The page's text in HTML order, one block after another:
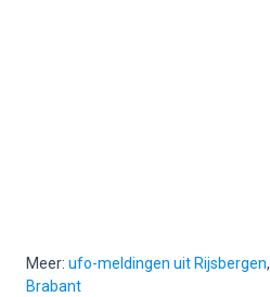
Meer: ufo-meldingen uit Rijsbergen,
Brabant